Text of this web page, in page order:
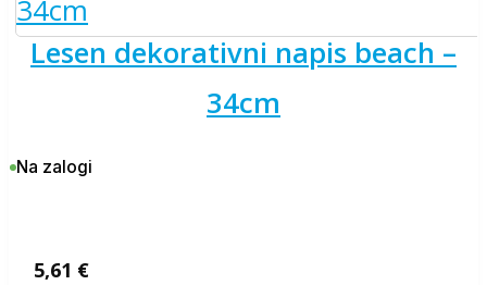
lesen dekorativni napis beach –
34cm
Na zalogi
5,61 €